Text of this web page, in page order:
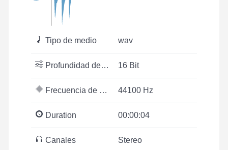
Tipo de medio wav
Profundidad de bits 16 Bit
Frecuencia de muestreo 44100 Hz
Duration 00:00:04
Canales Stereo